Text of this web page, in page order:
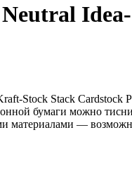
Stock Stack Cardstock
бумаги можно
—